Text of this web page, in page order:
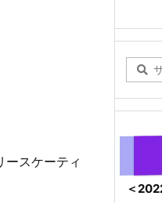
ースケーティ
＜